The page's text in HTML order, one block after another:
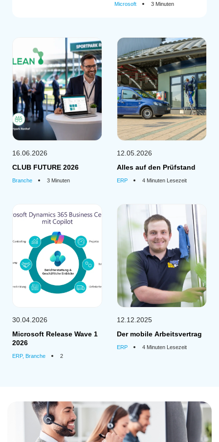
Microsoft 3 Minuten
16.06.2026
CLUB FUTURE 2026
Branche 3 Minuten
12.05.2026
Alles auf den Prüfstand
ERP 4 Minuten Lesezeit
30.04.2026
Microsoft Release Wave 1
2026
ERP, Branche 2
12.12.2025
Der mobile Arbeitsvertrag
ERP 4 Minuten Lesezeit